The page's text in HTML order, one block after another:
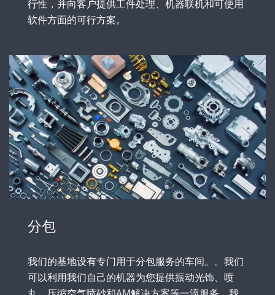
行性，并向客户提供工件处理、机器联机和可使用
软件方面的可行方案。
分包
我们的基地设有专门用于分包服务的车间。。我们
可以利用我们自己的机器为您提供振动光饰、喷